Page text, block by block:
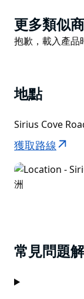
天狼星灣 (Sirius
工作日全天開放
和下午 4 點之
Product
List
更多類似
Product
抱歉，載入產品
地點
Sirius Cove
獲取路線
常見問題